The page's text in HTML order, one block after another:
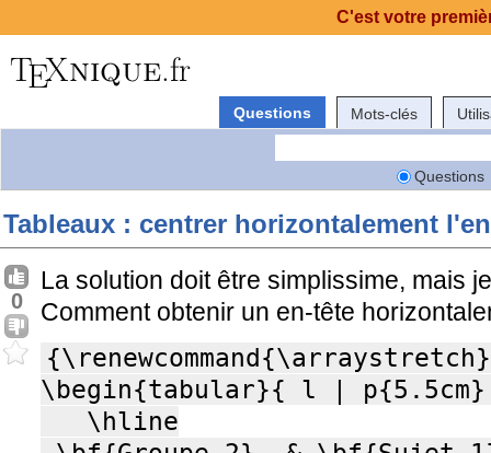
Questions Mots-clés
Questions
Tableaux : centrer horizontalement
0
La solution doit être simplissime, mais
Comment obtenir un en-tête
\begin{tabular}{ l |
C'est votre